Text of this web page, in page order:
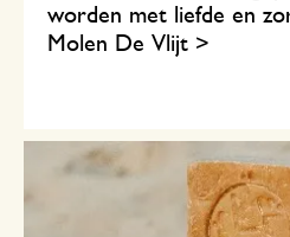
worden met liefde en
Molen De Vlijt >